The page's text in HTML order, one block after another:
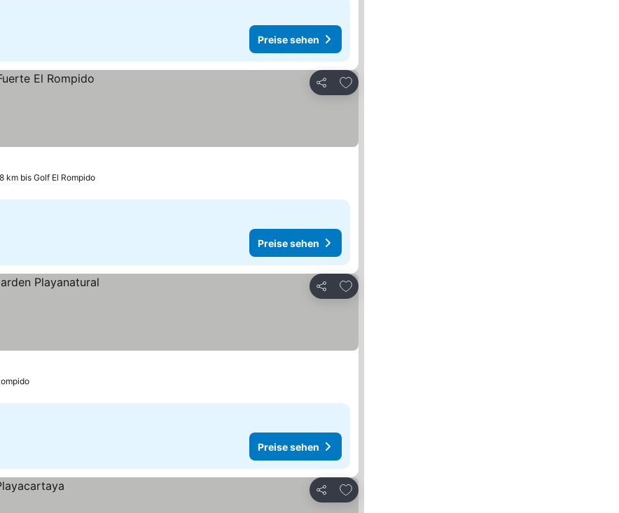
Preise sehen
Teilen
Zu Favoriten hinzufügen
km bis Golf El Rompido
Preise sehen
Teilen
Zu Favoriten hinzufügen
Preise sehen
Teilen
Zu Favoriten hinzufügen